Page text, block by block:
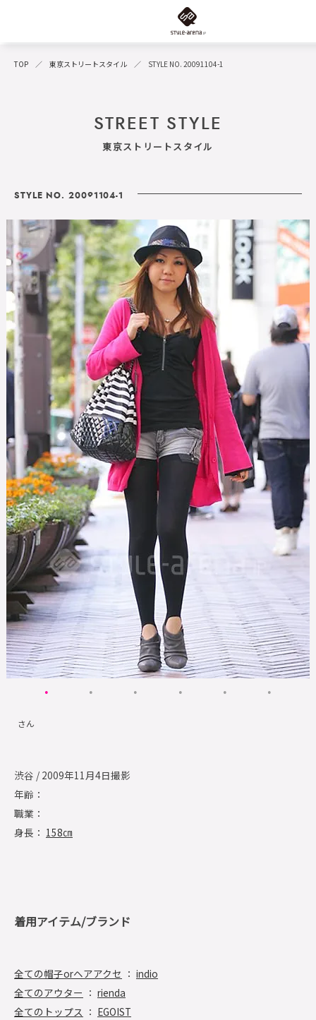
TOP 東京ストリートスタイル STYLE NO. 20091104-1
STREET STYLE
東京ストリートスタイル
STYLE NO. 20091104-1
さん
渋谷 / 2009年11月4日撮影
年齢：
職業：
身長： 158㎝
着用アイテム/ブランド
全ての帽子orヘアアクセ ： indio
全てのアウター ： rienda
全てのトップス ： EGOIST